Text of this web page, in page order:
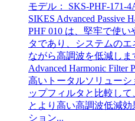
モデル： SKS-PHF-171-
SIKES Advanced Passive
PHF 010 は、堅牢で使
タであり、システムの
ながら高調波を低減し
Advanced Harmonic Filter
高いトータルソリュー
ップフィルタと比較し
とより高い高調波低減
ション...